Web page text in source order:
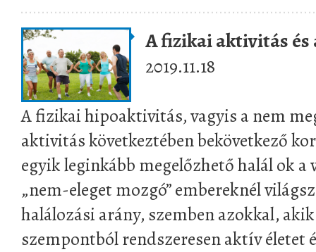
A fizikai aktivitás és
2019.11.18
A fizikai hipoaktivitás, vagyis a nem
aktivitás következtében bekövetkező
egyik leginkább megelőzhető halál ok
„nem-eleget mozgó” embereknél
halálozási arány, szemben azokkal,
szempontból rendszeresen aktív életet